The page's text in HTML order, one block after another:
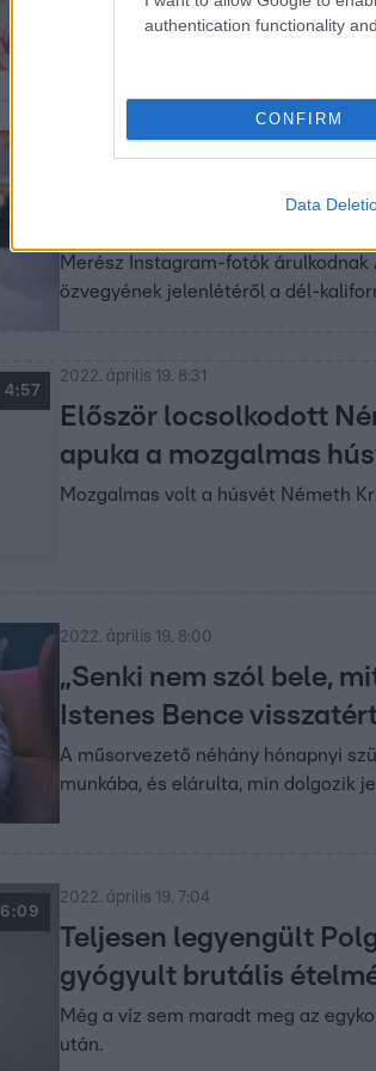
authentication functionality
CONFIRM
Data
2022. április 19. 11:55
Merész Instagram-fotók árulkodnak
özvegyének jelenlétéről a dél-
4:57
2022. április 19. 8:31
Először locsolkodott
apuka a mozgalmas
Mozgalmas volt a húsvét Németh
2022. április 19. 8:00
„Senki nem szól bele,
Istenes Bence
A műsorvezető néhány hónapnyi
munkába, és elárulta, min dolgozik
6:09
2022. április 19. 7:04
Teljesen legyengült
gyógyult brutális
Még a víz sem maradt meg az
után.